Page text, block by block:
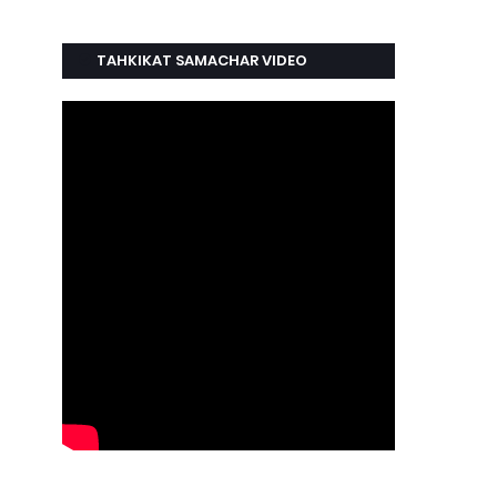
TAHKIKAT SAMACHAR VIDEO